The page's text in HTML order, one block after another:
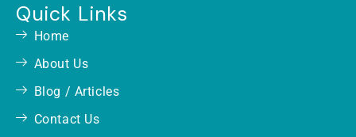
Quick Links
Home
About Us
Blog / Articles
Contact Us